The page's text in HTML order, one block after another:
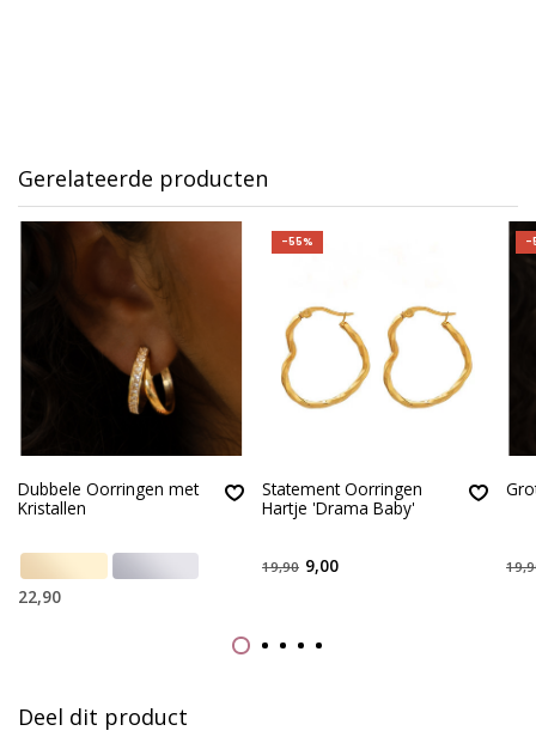
Gerelateerde producten
Dubbele Oorringen met
Kristallen
22,90
-55%
Statement Oorringen
Hartje 'Drama Baby'
19,90 9,00
-
Deel dit product